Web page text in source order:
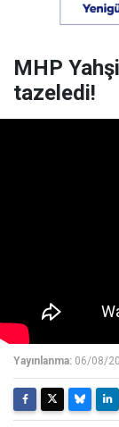
MHP
tazeledi!
Yayınlanma: 06/08/